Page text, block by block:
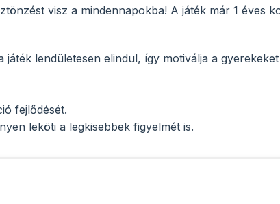
visz a mindennapokba! A játék már 1 éves
lendületesen elindul, így motiválja a
fejlődését.
leköti a legkisebbek figyelmét is.